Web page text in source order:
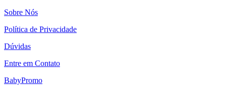
Sobre Nós
Política de Privacidade
Dúvidas
Entre em Contato
BabyPromo